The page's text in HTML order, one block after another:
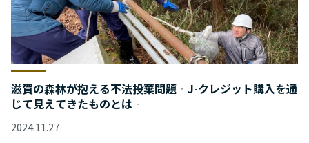
滋賀の森林が抱える不法投棄問題‐J-クレジット購入を通
じて見えてきたものとは‐
2024.11.27